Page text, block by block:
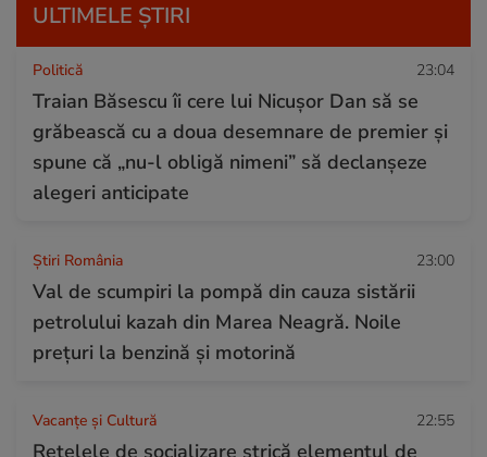
ULTIMELE ȘTIRI
Politică 23:04
Traian Băsescu îi cere lui Nicușor Dan să se
grăbească cu a doua desemnare de premier și
spune că „nu-l obligă nimeni” să declanșeze
alegeri anticipate
Știri România 23:00
Val de scumpiri la pompă din cauza sistării
petrolului kazah din Marea Neagră. Noile
prețuri la benzină și motorină
Vacanțe și Cultură 22:55